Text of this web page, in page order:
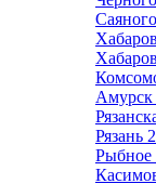
Амурск
Рязань
Рыбное